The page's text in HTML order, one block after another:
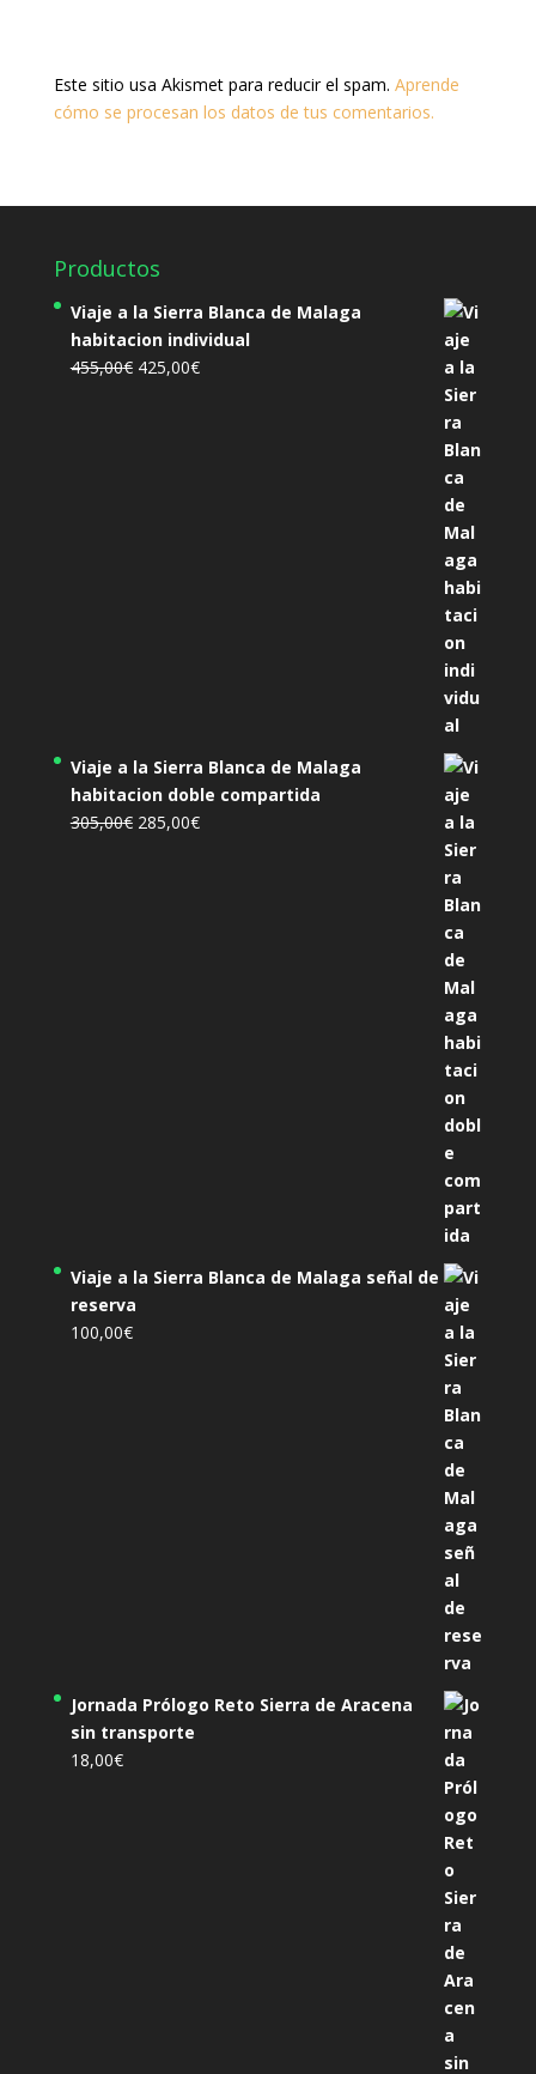
Este sitio usa Akismet para reducir el spam. Aprende
cómo se procesan los datos de tus comentarios.
Productos
Viaje a la Sierra Blanca de Malaga
habitacion individual
455,00€ El
425,00€El
Viaje a la Sierra Blanca de Malaga
habitacion doble compartida
305,00€ El
285,00€El
Viaje a la Sierra Blanca de Malaga señal de
reserva
100,00€
Jornada Prólogo Reto Sierra de Aracena
sin transporte
18,00€